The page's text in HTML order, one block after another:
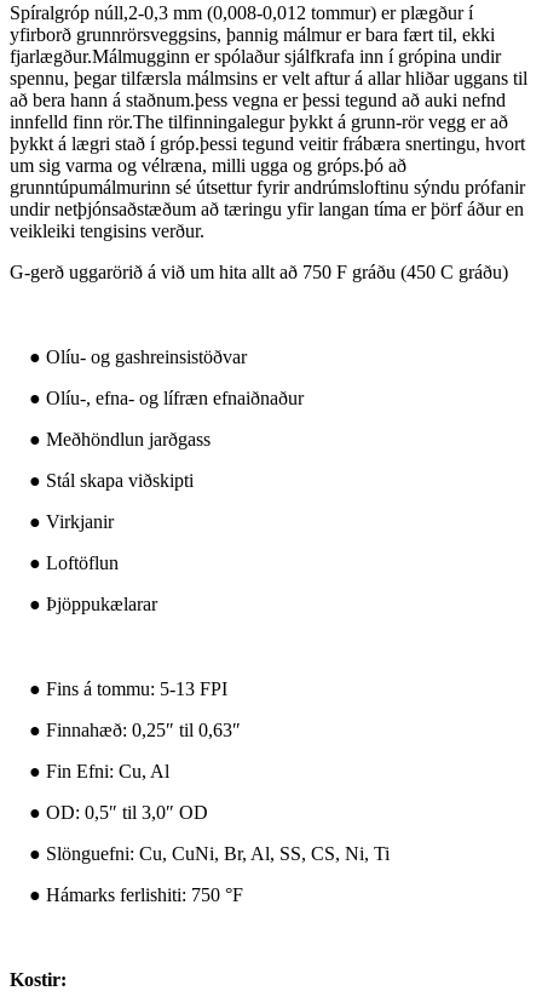
Spíralgróp núll,2-0,3 mm (0,008-0,012 tommur) er plægður í
yfirborð grunnrörsveggsins, þannig málmur er bara fært til, ekki
fjarlægður.Málmugginn er spólaður sjálfkrafa inn í grópina undir
spennu, þegar tilfærsla málmsins er velt aftur á allar hliðar uggans til
að bera hann á staðnum.þess vegna er þessi tegund að auki nefnd
innfelld finn rör.The tilfinningalegur þykkt á grunn-rör vegg er að
þykkt á lægri stað í gróp.þessi tegund veitir frábæra snertingu, hvort
um sig varma og vélræna, milli ugga og gróps.þó að
grunntúpumálmurinn sé útsettur fyrir andrúmsloftinu sýndu prófanir
undir netþjónsaðstæðum að tæringu yfir langan tíma er þörf áður en
veikleiki tengisins verður.
G-gerð uggarörið á við um hita allt að 750 F gráðu (450 C gráðu)
● Olíu- og gashreinsistöðvar
● Olíu-, efna- og lífræn efnaiðnaður
● Meðhöndlun jarðgass
● Stál skapa viðskipti
● Virkjanir
● Loftöflun
● Þjöppukælarar
● Fins á tommu: 5-13 FPI
● Finnahæð: 0,25″ til 0,63″
● Fin Efni: Cu, Al
● OD: 0,5″ til 3,0″ OD
● Slönguefni: Cu, CuNi, Br, Al, SS, CS, Ni, Ti
● Hámarks ferlishiti: 750 °F
Kostir: